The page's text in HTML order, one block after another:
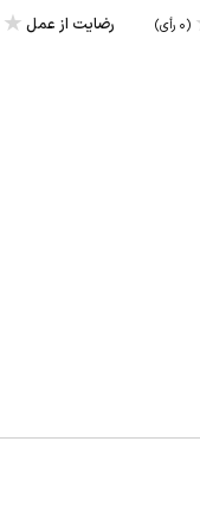
(۰ رأی) رضایت از عمل ★